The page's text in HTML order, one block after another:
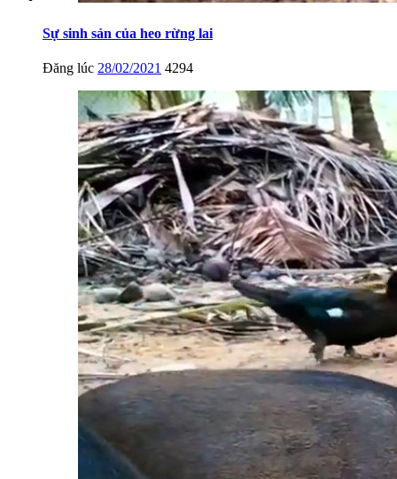
Sự sinh sản của heo rừng lai
Đăng lúc 28/02/2021 4294